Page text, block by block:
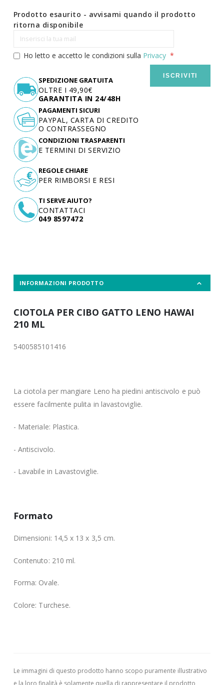
Prodotto esaurito - avvisami quando il prodotto
ritorna disponibile
Ho letto e accetto le condizioni sulla Privacy
ISCRIVITI
SPEDIZIONE GRATUITA
OLTRE I 49,90€
GARANTITA IN 24/48H
TI SERVE AIUTO?
CONTATTACI
049 8597472
PAGAMENTI SICURI
PAYPAL, CARTA DI CREDITO
O CONTRASSEGNO
CONDIZIONI TRASPARENTI
E TERMINI DI SERVIZIO
REGOLE CHIARE
PER RIMBORSI E RESI
INFORMAZIONI PRODOTTO
CIOTOLA PER CIBO GATTO LENO HAWAI
210 ML
5400585101416
La ciotola per mangiare Leno ha piedini antiscivolo e può
essere facilmente pulita in lavastoviglie.
- Materiale: Plastica.
- Antiscivolo.
- Lavabile in Lavastoviglie.
Formato
Dimensioni: 14,5 x 13 x 3,5 cm.
Contenuto: 210 ml.
Forma: Ovale.
Colore: Turchese.
Le immagini di questo prodotto hanno scopo puramente illustrativo
e la loro finalità è solamente quella di rappresentare il prodotto